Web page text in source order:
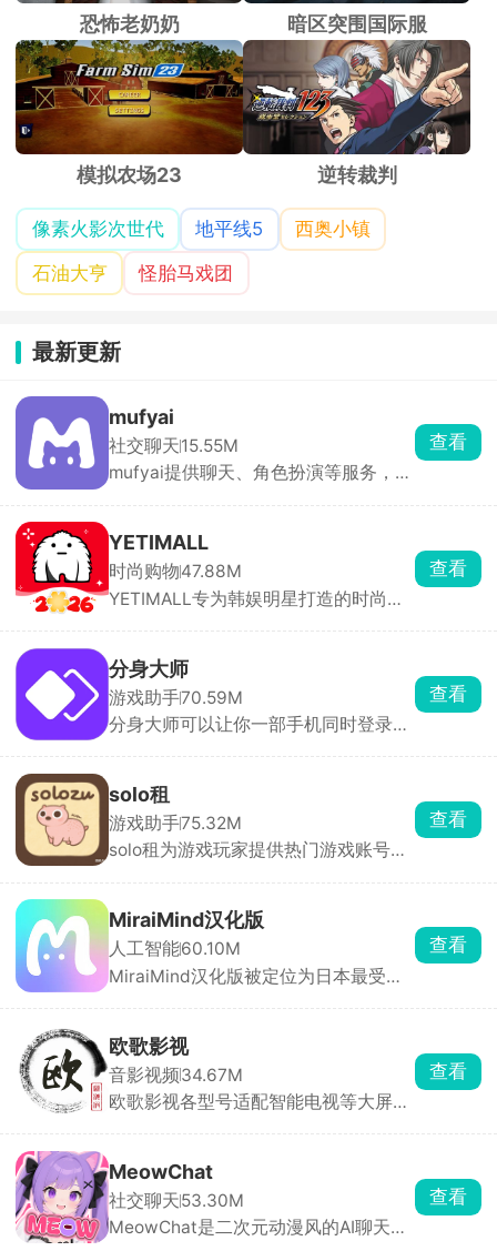
恐怖老奶奶 暗区突围国际服
模拟农场23 逆转裁判
像素火影次世代 地平线5
西奥小镇
石油大亨
怪胎马戏团
最新更新
mufyai
社交聊天15.55M
mufyai提供聊天、角色扮演等服务，在
粮，猫罐头，鱼缸都是等价货币，可以
就是主角，人人都是创作者，构筑出了
一个完全沉浸式的虚拟交互天地，与众
查看
YETIMALL
时尚购物47.88M
YETIMALL专为韩娱明星打造的时尚周
周边产品，全平台有保障，商品类别分
类详细，能够购买到心仪的物品，多件
商品一起购买还有优惠哟，更有独特的
签名礼物免费送，一键下单，48小时内
查看
分身大师
游戏助手70.59M
分身大师可以让你一部手机同时登录多
时在线。分身运行稳定，消息接收及
时，官方强调比市面上其他双开软件更
安全。
查看
solo租
游戏助手75.32M
solo租为游戏玩家提供热门游戏账号的
高端账号的需求。支持按小时、按天等
多种租赁模式，用户可根据需求选择短
时租赁或长期租赁，降低体验成本。每
笔订单都有平台担保，租前账号状态透
查看
MiraiMind汉化版
人工智能60.10M
MiraiMind汉化版被定位为日本最受欢
多种不同性格的AI角色可供自由选择，
无论高冷、热情还是温柔，每一位都拥
有独立的背景故事与独特人格。玩家还
可亲手创造专属虚拟角色，自由设定外
查看
欧歌影视
音影视频34.67M
欧歌影视各型号适配智能电视等大屏设
迅速。支持高清播放与精准搜索，智能
推荐功能可依据观看历史推送个性化内
容。全程无广告干扰，永久免费使用，
让你轻松享受大屏追剧的快乐。
查看
MeowChat
社交聊天53.30M
MeowChat是二次元动漫风的AI聊天
查看